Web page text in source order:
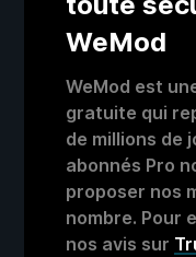
WeMod
WeMod est
gratuite qui
de millions de
abonnés Pro
proposer nos
nombre. Pour
nos avis sur